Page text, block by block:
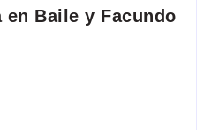
Baile y Facundo